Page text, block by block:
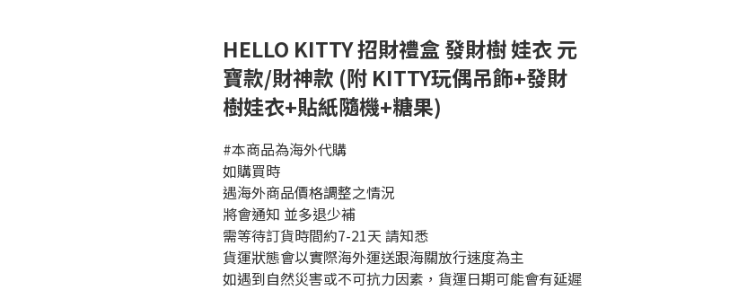
HELLO KITTY 招財禮盒 發財樹 娃衣 元
寶款/財神款 (附 KITTY玩偶吊飾+發財
樹娃衣+貼紙隨機+糖果)
#本商品為海外代購
如購買時
遇海外商品價格調整之情況
將會通知 並多退少補
需等待訂貨時間約7-21天 請知悉
貨運狀態會以實際海外運送跟海關放行速度為主
如遇到自然災害或不可抗力因素，貨運日期可能會有延遲